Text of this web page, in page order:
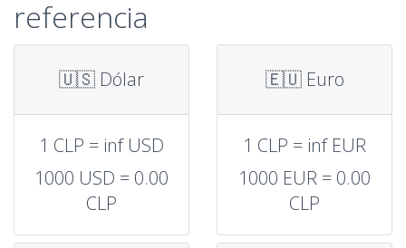
referencia
🇺🇸 Dólar
1 CLP = inf USD
1000 USD = 0.00
CLP
🇪🇺 Euro
1 CLP = inf EUR
1000 EUR = 0.00
CLP